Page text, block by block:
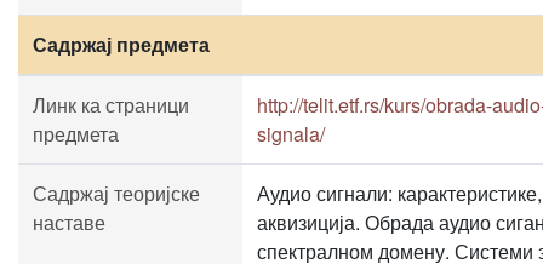
Садржај предмета
Линк ка страници
предмета
http://telit.etf.rs/kurs/obrada-
signala/
Садржај теоријске
наставе
Аудио сигнали: карактеристике,
аквизиција. Обрада аудио
спектралном домену. Системи